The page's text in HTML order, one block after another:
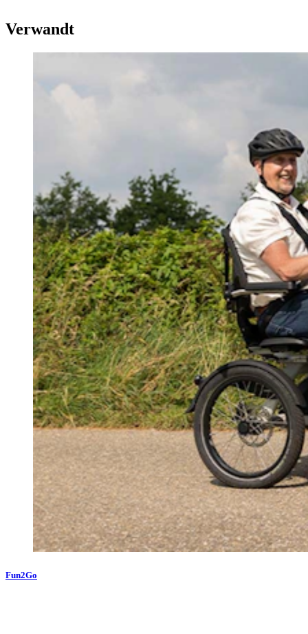
Verwandt
Fun2Go